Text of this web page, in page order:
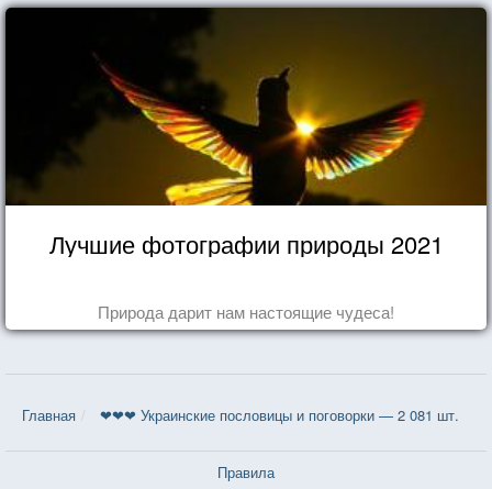
Лучшие фотографии природы 2021
Природа дарит нам настоящие чудеса!
Главная ❤❤❤ Украинские пословицы и поговорки — 2 081 шт.
Правила